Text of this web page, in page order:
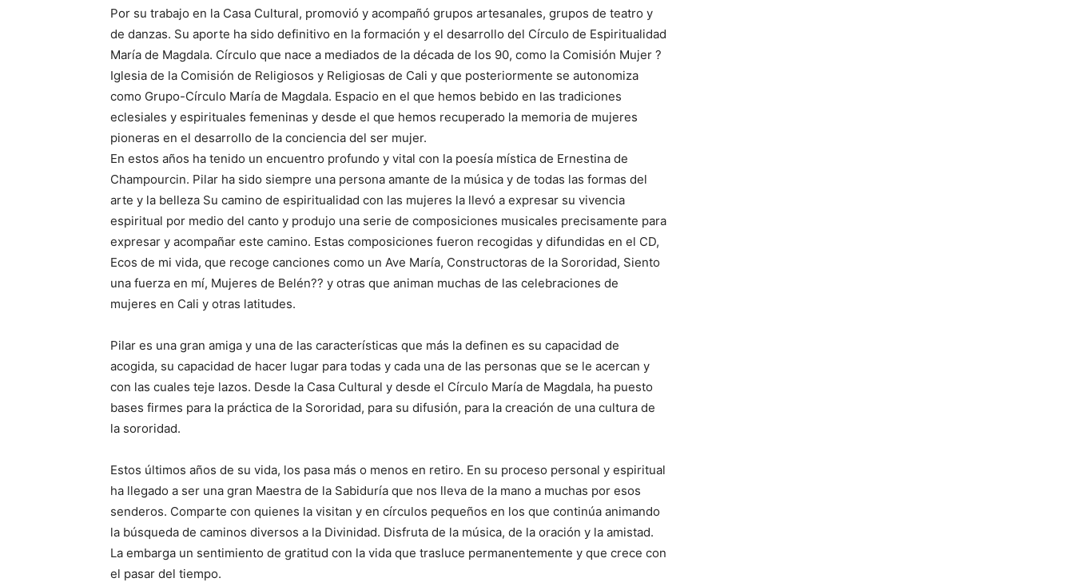
Por su trabajo en la Casa Cultural, promovió y acompañó grupos artesanales, grupos de teatro y
de danzas. Su aporte ha sido definitivo en la formación y el desarrollo del Círculo de Espiritualidad
María de Magdala. Círculo que nace a mediados de la década de los 90, como la Comisión Mujer ?
Iglesia de la Comisión de Religiosos y Religiosas de Cali y que posteriormente se autonomiza
como Grupo-Círculo María de Magdala. Espacio en el que hemos bebido en las tradiciones
eclesiales y espirituales femeninas y desde el que hemos recuperado la memoria de mujeres
pioneras en el desarrollo de la conciencia del ser mujer.
En estos años ha tenido un encuentro profundo y vital con la poesía mística de Ernestina de
Champourcin. Pilar ha sido siempre una persona amante de la música y de todas las formas del
arte y la belleza Su camino de espiritualidad con las mujeres la llevó a expresar su vivencia
espiritual por medio del canto y produjo una serie de composiciones musicales precisamente para
expresar y acompañar este camino. Estas composiciones fueron recogidas y difundidas en el CD,
Ecos de mi vida, que recoge canciones como un Ave María, Constructoras de la Sororidad, Siento
una fuerza en mí, Mujeres de Belén?? y otras que animan muchas de las celebraciones de
mujeres en Cali y otras latitudes.
Pilar es una gran amiga y una de las características que más la definen es su capacidad de
acogida, su capacidad de hacer lugar para todas y cada una de las personas que se le acercan y
con las cuales teje lazos. Desde la Casa Cultural y desde el Círculo María de Magdala, ha puesto
bases firmes para la práctica de la Sororidad, para su difusión, para la creación de una cultura de
la sororidad.
Estos últimos años de su vida, los pasa más o menos en retiro. En su proceso personal y espiritual
ha llegado a ser una gran Maestra de la Sabiduría que nos lleva de la mano a muchas por esos
senderos. Comparte con quienes la visitan y en círculos pequeños en los que continúa animando
la búsqueda de caminos diversos a la Divinidad. Disfruta de la música, de la oración y la amistad.
La embarga un sentimiento de gratitud con la vida que trasluce permanentemente y que crece con
el pasar del tiempo.